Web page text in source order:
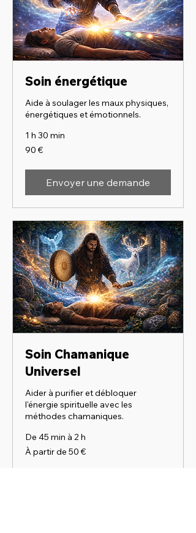
Soin énergétique
Aide à soulager les maux physiques,
énergétiques et émotionnels.
1 h 30 min
90
euros
90 €
Envoyer une demande
Soin Chamanique
Universel
Aider à purifier et débloquer
l'énergie spirituelle avec les
méthodes chamaniques.
De 45 min à 2 h
À
partir
À partir de 50 €